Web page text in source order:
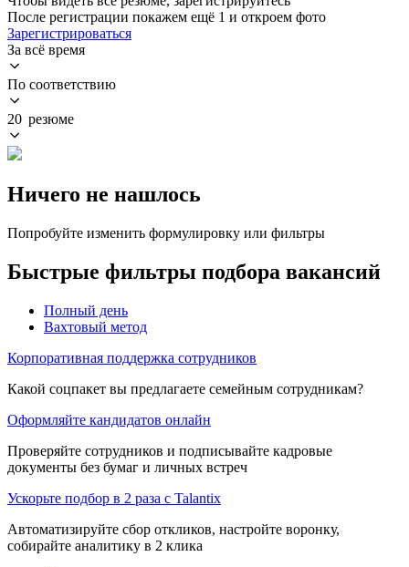
После регистрации покажем ещё 1 и откроем фото
Зарегистрироваться
За всё время
По соответствию
20 резюме
Ничего не нашлось
Попробуйте изменить формулировку или фильтры
Быстрые фильтры подбора вакансий
Полный день
Вахтовый метод
Корпоративная поддержка сотрудников
Какой соцпакет вы предлагаете семейным сотрудникам?
Оформляйте кандидатов онлайн
Проверяйте сотрудников и подписывайте кадровые
документы без бумаг и личных встреч
Ускорьте подбор в 2 раза с Talantix
Автоматизируйте сбор откликов, настройте воронку,
собирайте аналитику в 2 клика